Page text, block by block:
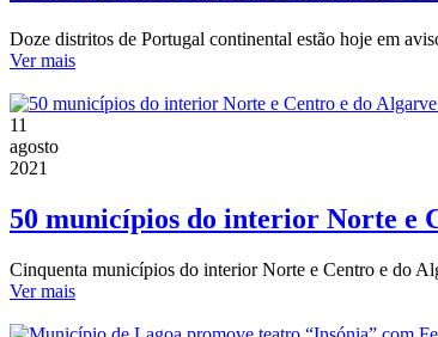
Doze distritos de Portugal continental estão hoje em
Ver mais
11
agosto
2021
50 municípios do interior Norte e
Cinquenta municípios do interior Norte e Centro e do
Ver mais